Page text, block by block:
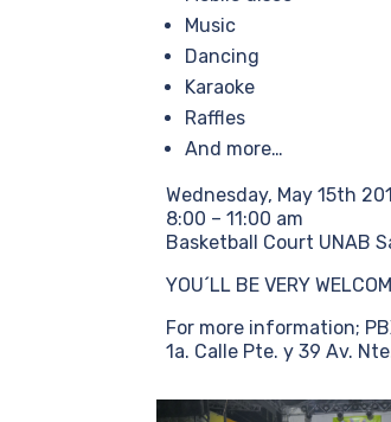
Music
Dancing
Karaoke
Raffles
And more…
Wednesday, May 15th
8:00 – 11:00 am
Basketball Court UNAB
YOU´LL BE VERY
For more information;
1a. Calle Pte. y 39 Av.